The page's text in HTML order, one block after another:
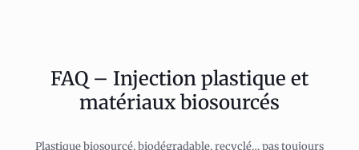
FAQ – Injection plastique et
matériaux biosourcés
Plastique biosourcé, biodégradable, recyclé… pas toujours